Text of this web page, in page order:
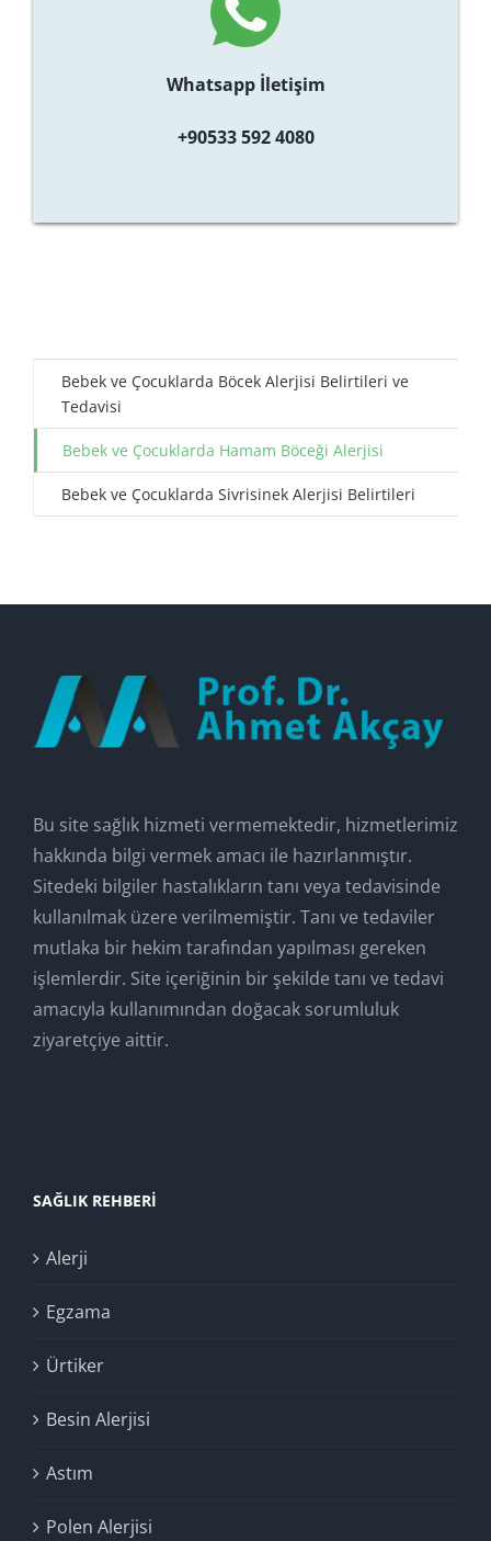
Whatsapp İletişim
+90533 592 4080
Bebek ve Çocuklarda Böcek Alerjisi Belirtileri ve
Tedavisi
Bebek ve Çocuklarda Hamam Böceği Alerjisi
Bebek ve Çocuklarda Sivrisinek Alerjisi Belirtileri
Bu site sağlık hizmeti vermemektedir, hizmetlerimiz
hakkında bilgi vermek amacı ile hazırlanmıştır.
Sitedeki bilgiler hastalıkların tanı veya tedavisinde
kullanılmak üzere verilmemiştir. Tanı ve tedaviler
mutlaka bir hekim tarafından yapılması gereken
işlemlerdir. Site içeriğinin bir şekilde tanı ve tedavi
amacıyla kullanımından doğacak sorumluluk
ziyaretçiye aittir.
SAĞLIK REHBERI
Alerji
Egzama
Ürtiker
Besin Alerjisi
Astım
Polen Alerjisi